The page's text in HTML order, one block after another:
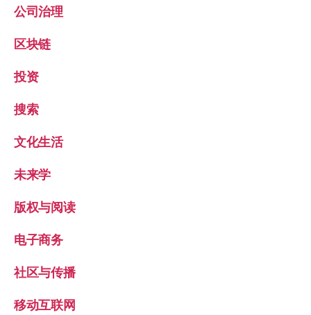
公司治理
区块链
投资
搜索
文化生活
未来学
版权与阅读
电子商务
社区与传播
移动互联网